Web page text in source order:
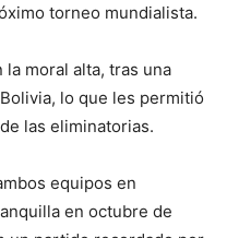
torneo mundialista.
moral alta, tras una
lo que les permitió
las eliminatorias.
equipos en
en octubre de